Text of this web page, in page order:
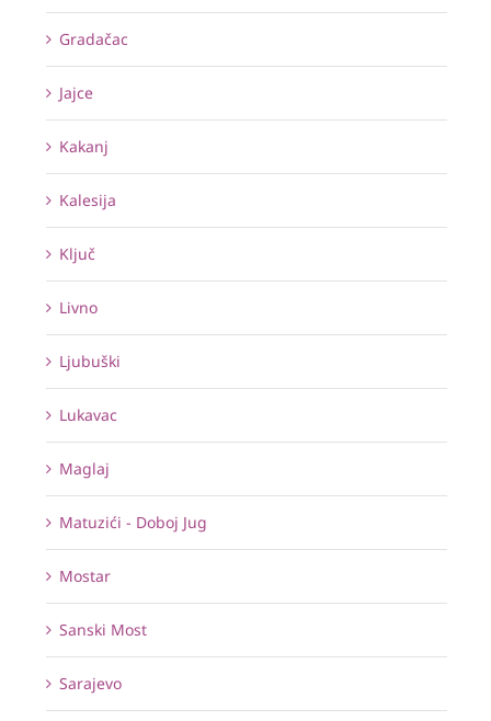
Gradačac
Jajce
Kakanj
Kalesija
Ključ
Livno
Ljubuški
Lukavac
Maglaj
Matuzići - Doboj Jug
Mostar
Sanski Most
Sarajevo